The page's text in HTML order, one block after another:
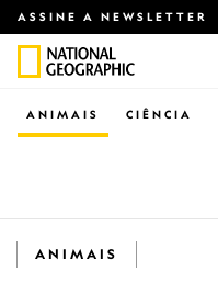
ASSINE A NEWSLETTER
CIÊNCIA
ANIMAIS
ANIMAIS